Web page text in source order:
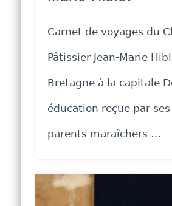
Carnet de voyages du
Pâtissier Jean-Marie
Bretagne à la capitale
éducation reçue par
parents maraîchers …